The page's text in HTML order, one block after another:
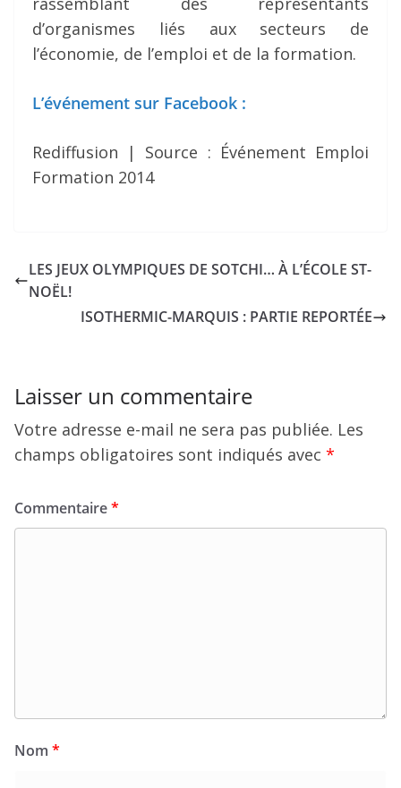
d’organismes liés aux secteurs de
l’économie, de l’emploi et de la formation.
L’événement sur Facebook :
Rediffusion | Source : Événement Emploi
Formation 2014
LES JEUX OLYMPIQUES DE SOTCHI… À L’ÉCOLE ST-
NOËL!
ISOTHERMIC-MARQUIS : PARTIE REPORTÉE
Laisser un commentaire
Votre adresse e-mail ne sera pas publiée. Les
champs obligatoires sont indiqués avec *
Commentaire*
Nom *